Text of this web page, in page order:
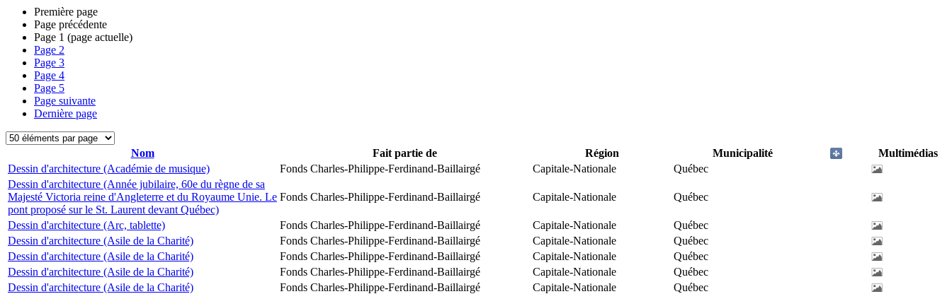
Première page
Page précédente
Page 1 (page actuelle)
Page 2
Page 3
Page 4
Page 5
Page suivante
Dernière page
Nom Fait partie de Région Municipalité
Multimédias
Dessin d'architecture (Académie de musique)
Fonds Charles-Philippe-Ferdinand-Baillairgé Capitale-Nationale
Québec
Dessin d'architecture (Année jubilaire, 60e du règne de sa
Majesté Victoria reine d'Angleterre et du Royaume Unie. Le
pont proposé sur le St. Laurent devant Québec)
Fonds Charles-Philippe-Ferdinand-Baillairgé Capitale-Nationale Québec
Dessin d'architecture (Arc, tablette) Fonds Charles-Philippe-Ferdinand-Baillairgé Capitale-Nationale
Québec
Dessin d'architecture (Asile de la Charité)
Fonds Charles-Philippe-Ferdinand-Baillairgé Capitale-Nationale
Québec
Dessin d'architecture (Asile de la Charité)
Fonds Charles-Philippe-Ferdinand-Baillairgé Capitale-Nationale
Québec
Dessin d'architecture (Asile de la Charité)
Fonds Charles-Philippe-Ferdinand-Baillairgé Capitale-Nationale
Québec
Dessin d'architecture (Asile de la Charité)
Fonds Charles-Philippe-Ferdinand-Baillairgé Capitale-Nationale
Québec